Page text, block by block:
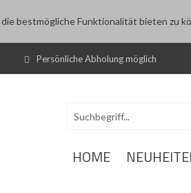
bestmögliche Funktionalität bieten zu
Persönliche Abholung möglich
HOME